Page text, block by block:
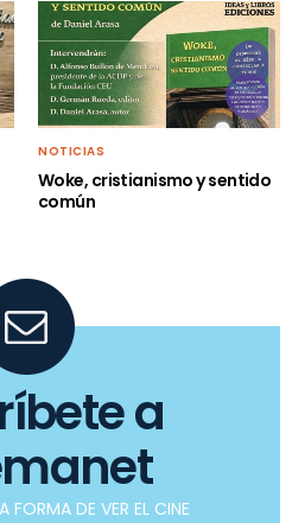
NOTICIAS
Woke, cristianismo y sentido
común
a
FORMA DE VER EL CINE